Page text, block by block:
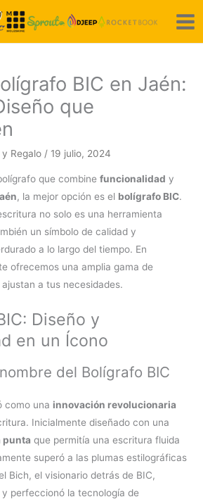
BIC en Jaén:
que
Regalo / 19 julio, 2024
que combinefuncionalidad y
, la mejor opción es el bolígrafo BIC.
no solo es una herramienta
un símbolo de calidad y
a lo largo del tiempo. En
ofrecemos una amplia gama de
a tus necesidades.
Diseño y
en un Ícono
del Bolígrafo BIC
como una innovación revolucionaria
Inicialmente diseñado con una
punta que permitía una escritura fluida
superó a las plumas estilográficas
Bich, el visionario detrás de BIC,
perfeccionó la tecnología de